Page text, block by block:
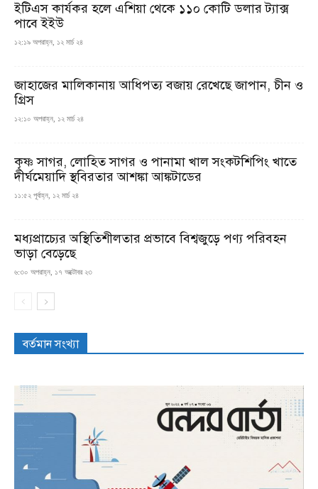
ইটিএস কার্যকর হলে এশিয়া থেকে ১১০ কোটি ডলার ট্যাক্স
পাবে ইইউ
১২:১৯ অপরাহ্ন, ১২ মার্চ ২৪
জাহাজের মালিকানায় আধিপত্য বজায় রেখেছে জাপান, চীন ও
গ্রিস
১২:১০ অপরাহ্ন, ১২ মার্চ ২৪
কৃষ্ণ সাগর, লোহিত সাগর ও পানামা খাল সংকটশিপিং খাতে
দীর্ঘমেয়াদি স্থবিরতার আশঙ্কা আঙ্কটাডের
১১:৫২ পূর্বাহ্ন, ১২ মার্চ ২৪
মধ্যপ্রাচ্যের অস্থিতিশীলতার প্রভাবে বিশ্বজুড়ে পণ্য পরিবহন
ভাড়া বেড়েছে
৬:৩০ অপরাহ্ন, ১৭ অক্টোবর ২৩
বর্তমান সংখ্যা